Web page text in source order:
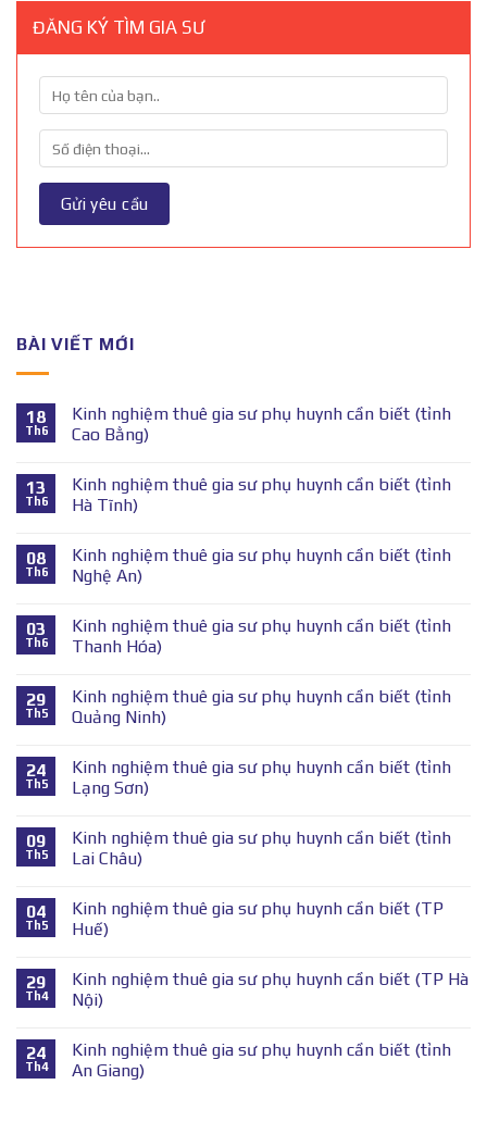
ĐĂNG KÝ TÌM GIA SƯ
BÀI VIẾT MỚI
18
Th6
Kinh nghiệm thuê gia sư phụ huynh cần biết (tỉnh
Cao Bằng)
13
Th6
Kinh nghiệm thuê gia sư phụ huynh cần biết (tỉnh
Hà Tĩnh)
08
Th6
Kinh nghiệm thuê gia sư phụ huynh cần biết (tỉnh
Nghệ An)
03
Th6
Kinh nghiệm thuê gia sư phụ huynh cần biết (tỉnh
Thanh Hóa)
29
Th5
Kinh nghiệm thuê gia sư phụ huynh cần biết (tỉnh
Quảng Ninh)
24
Th5
Kinh nghiệm thuê gia sư phụ huynh cần biết (tỉnh
Lạng Sơn)
09
Th5
Kinh nghiệm thuê gia sư phụ huynh cần biết (tỉnh
Lai Châu)
04
Th5
Kinh nghiệm thuê gia sư phụ huynh cần biết (TP
Huế)
29
Th4
Kinh nghiệm thuê gia sư phụ huynh cần biết (TP Hà
Nội)
24
Th4
Kinh nghiệm thuê gia sư phụ huynh cần biết (tỉnh
An Giang)